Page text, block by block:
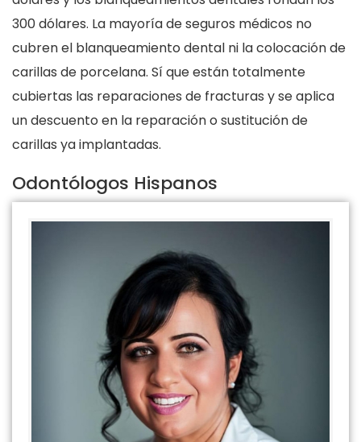
300 dólares. La mayoría de seguros médicos no
cubren el blanqueamiento dental ni la colocación de
carillas de porcelana. Sí que están totalmente
cubiertas las reparaciones de fracturas y se aplica
un descuento en la reparación o sustitución de
carillas ya implantadas.
Odontólogos Hispanos